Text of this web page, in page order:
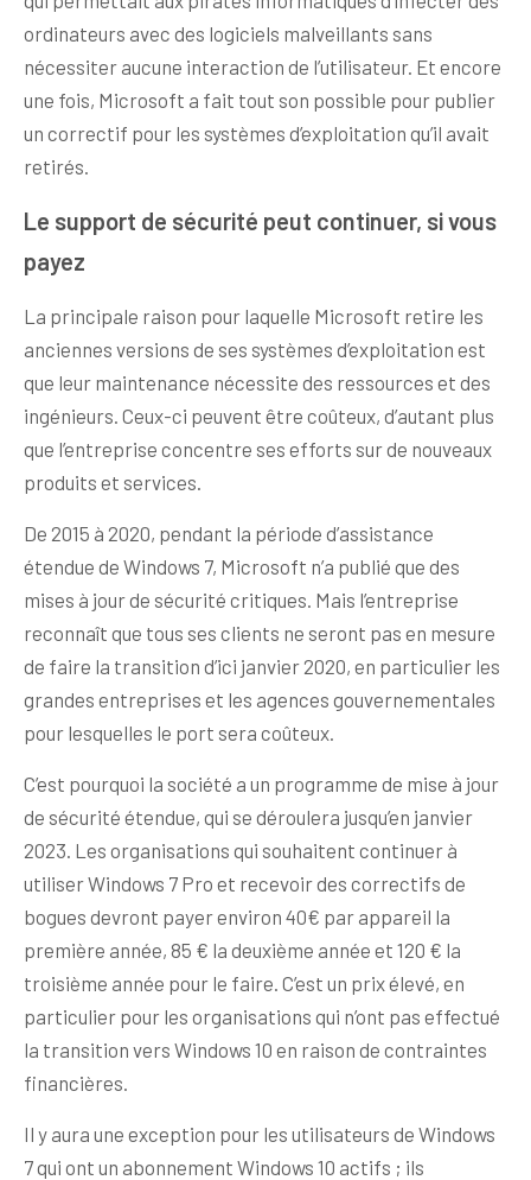
ordinateurs avec des logiciels malveillants sans
nécessiter aucune interaction de l’utilisateur. Et encore
une fois, Microsoft a fait tout son possible pour publier
un correctif pour les systèmes d’exploitation qu’il avait
retirés.
Le support de sécurité peut continuer, si vous
payez
La principale raison pour laquelle Microsoft retire les
anciennes versions de ses systèmes d’exploitation est
que leur maintenance nécessite des ressources et des
ingénieurs. Ceux-ci peuvent être coûteux, d’autant plus
que l’entreprise concentre ses efforts sur de nouveaux
produits et services.
De 2015 à 2020, pendant la période d’assistance
étendue de Windows 7, Microsoft n’a publié que des
mises à jour de sécurité critiques. Mais l’entreprise
reconnaît que tous ses clients ne seront pas en mesure
de faire la transition d’ici janvier 2020, en particulier les
grandes entreprises et les agences gouvernementales
pour lesquelles le port sera coûteux.
C’est pourquoi la société a un programme de mise à jour
de sécurité étendue, qui se déroulera jusqu’en janvier
2023. Les organisations qui souhaitent continuer à
utiliser Windows 7 Pro et recevoir des correctifs de
bogues devront payer environ 40€ par appareil la
première année, 85 € la deuxième année et 120 € la
troisième année pour le faire. C’est un prix élevé, en
particulier pour les organisations qui n’ont pas effectué
la transition vers Windows 10 en raison de contraintes
financières.
Il y aura une exception pour les utilisateurs de Windows
7 qui ont un abonnement Windows 10 actifs ; ils